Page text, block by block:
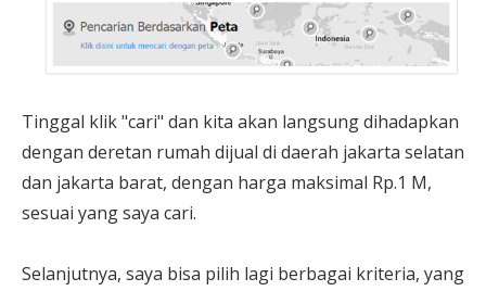
Tinggal klik "cari" dan kita akan langsung dihadapkan
dengan deretan rumah dijual di daerah jakarta selatan
dan jakarta barat, dengan harga maksimal Rp.1 M,
sesuai yang saya cari.
Selanjutnya, saya bisa pilih lagi berbagai kriteria, yang